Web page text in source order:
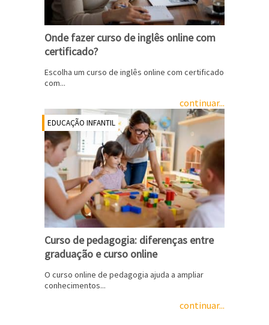
Onde fazer curso de inglês online com
certificado?
Escolha um curso de inglês online com certificado
com...
continuar...
EDUCAÇÃO INFANTIL
Curso de pedagogia: diferenças entre
graduação e curso online
O curso online de pedagogia ajuda a ampliar
conhecimentos...
continuar...